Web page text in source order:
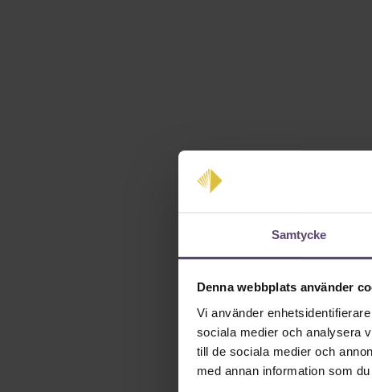
Samtycke
Denna webbplats använder
Vi använder
sociala medier och analysera
till de sociala medier och
med annan information som